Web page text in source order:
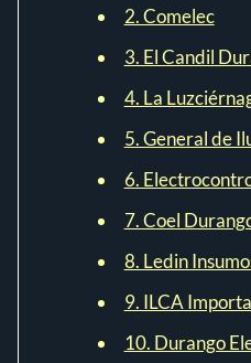
2. Comelec
3. El Candil
4. La
5. General de
6.
7. Coel
8. Ledin
9. ILCA
10. Durango